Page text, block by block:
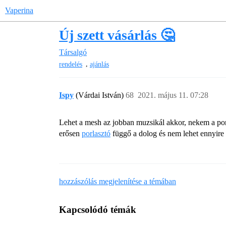
Vaperina
Új szett vásárlás 🤔
Társalgó
rendelés , ajánlás
Ispy (Várdai István) 2021. május 11. 07:28
68
Lehet a mesh az jobban muzsikál akkor, nekem a
erősen porlasztó függő a dolog és nem lehet
hozzászólás megjelenítése a témában
Kapcsolódó témák